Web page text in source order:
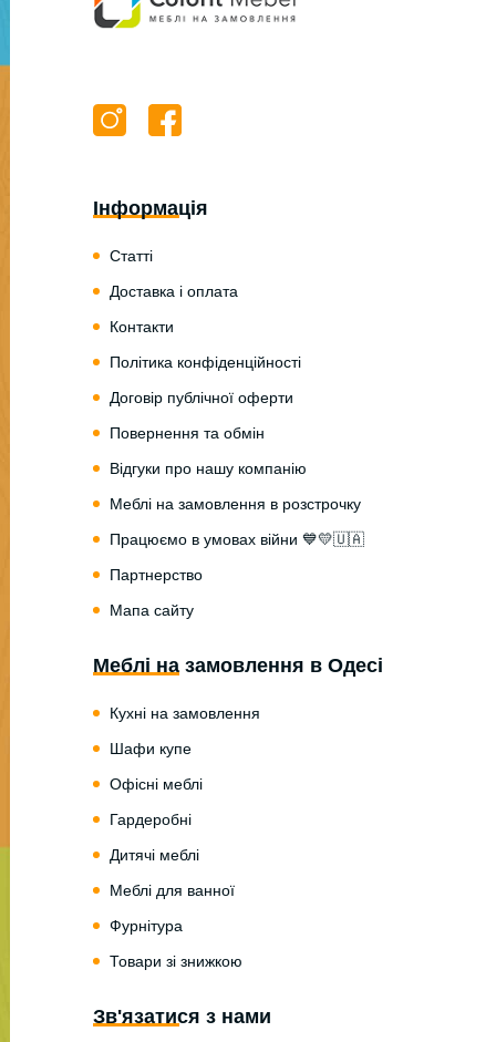
Інформація
Статті
Доставка і оплата
Контакти
Політика конфіденційності
Договір публічної оферти
Повернення та обмін
Відгуки про нашу компанію
Меблі на замовлення в розстрочку
Працюємо в умовах війни 💙💛🇺🇦
Партнерство
Мапа сайту
Меблі на замовлення в Одесі
Кухні на замовлення
Шафи купе
Офісні меблі
Гардеробні
Дитячі меблі
Меблі для ванної
Фурнітура
Товари зі знижкою
Зв'язатися з нами